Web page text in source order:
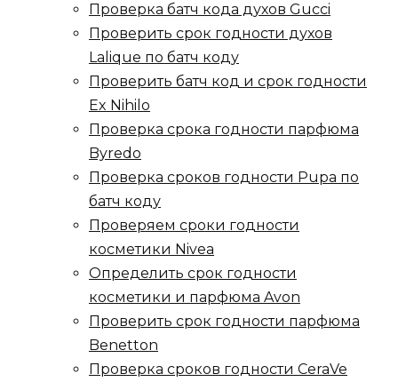
Проверка батч кода духов Gucci
Проверить срок годности духов
Lalique по батч коду
Проверить батч код и срок годности
Ex Nihilo
Проверка срока годности парфюма
Byredo
Проверка сроков годности Pupa по
батч коду
Проверяем сроки годности
косметики Nivea
Определить срок годности
косметики и парфюма Avon
Проверить срок годности парфюма
Benetton
Проверка сроков годности CeraVe